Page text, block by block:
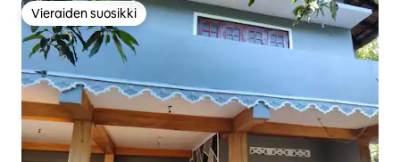
Vieraiden suosikki
Vieraiden suosikki